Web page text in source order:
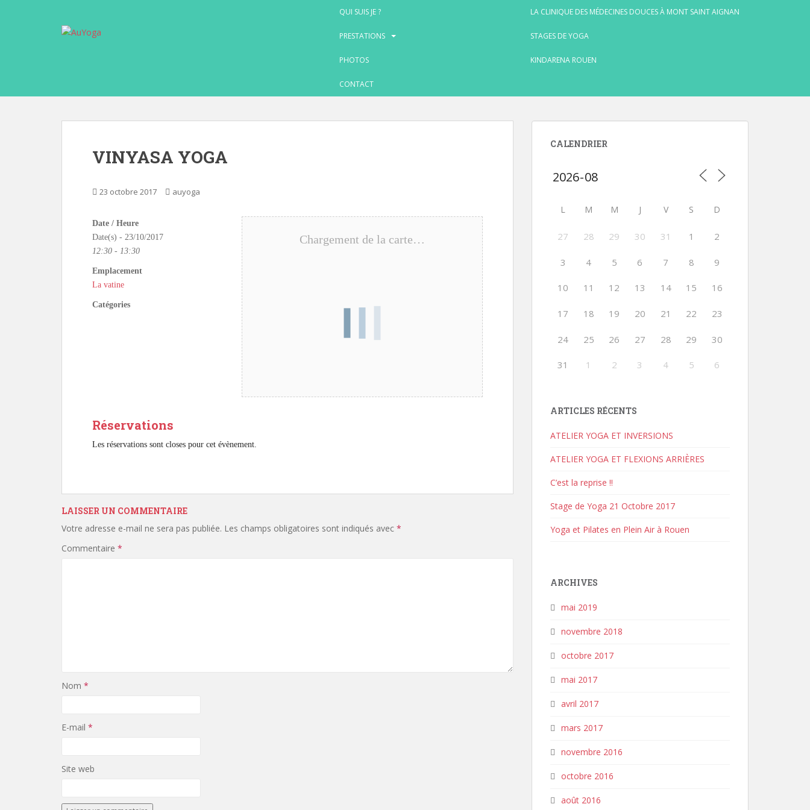
QUI SUIS JE ?
PRESTATIONS
PHOTOS
CONTACT
LA CLINIQUE DES MÉDECINES DOUCES À MONT SAINT AIGNAN
STAGES DE YOGA
KINDARENA ROUEN
VINYASA YOGA
23 octobre 2017 auyoga
Chargement de la carte…
Date / Heure
Date(s) - 23/10/2017
12:30 - 13:30
Emplacement
La vatine
Catégories
Réservations
Les réservations sont closes pour cet évènement.
LAISSER UN COMMENTAIRE
Votre adresse e-mail ne sera pas publiée. Les champs obligatoires sont indiqués avec *
Commentaire *
Nom *
E-mail *
Site web
CALENDRIER
L M M J V S D
27 28 29 30 31 1 2
3 4 5 6 7 8 9
10 11 12 13 14 15 16
17 18 19 20 21 22 23
24 25 26 27 28 29 30
31 1 2 3 4 5 6
ARTICLES RÉCENTS
ATELIER YOGA ET INVERSIONS
ATELIER YOGA ET FLEXIONS ARRIÈRES
C’est la reprise !!
Stage de Yoga 21 Octobre 2017
Yoga et Pilates en Plein Air à Rouen
ARCHIVES
mai 2019
novembre 2018
octobre 2017
mai 2017
avril 2017
mars 2017
novembre 2016
octobre 2016
août 2016